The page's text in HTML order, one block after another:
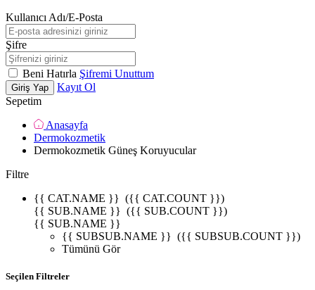
Kullanıcı Adı/E-Posta
Şifre
Beni Hatırla Şifremi Unuttum
Giriş Yap
Kayıt Ol
Sepetim
Anasayfa
Dermokozmetik
Dermokozmetik Güneş Koruyucular
Filtre
{{ CAT.NAME }} ({{ CAT.COUNT }})
{{ SUB.NAME }} ({{ SUB.COUNT }})
{{ SUB.NAME }}
{{ SUBSUB.NAME }} ({{ SUBSUB.COUNT }})
Tümünü Gör
Seçilen Filtreler